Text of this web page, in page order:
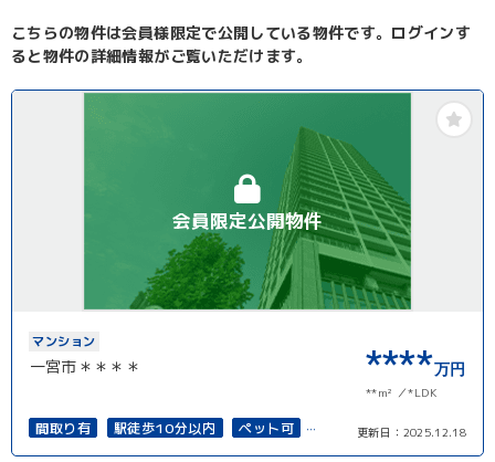
こちらの物件は会員様限定で公開している物件です。ログインす
ると物件の詳細情報がご覧いただけます。
会員限定公開物件
マンション
一宮市＊＊＊＊ ****万円
**m² *LDK
間取り有 駅徒歩10分以内
ペット可
更新日： 2025.12.18